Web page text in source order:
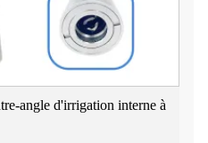
angle d'irrigation interne à